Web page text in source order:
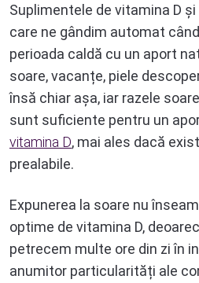
Suplimentele de vitamina D
care ne gândim automat
perioada caldă cu un aport
soare, vacanțe, piele
însă chiar așa, iar razele
sunt suficiente pentru un
vitamina D, mai ales dacă
prealabile.
Expunerea la soare nu
optime de vitamina D,
petrecem multe ore din zi în
anumitor particularități ale